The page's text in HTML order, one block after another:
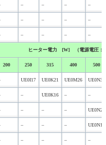
– – – –
– – – –
– – – –
ヒーター電力 [W] （電源電圧：
200 250 315 400 500
UE0I17 UE0K21 UE0M26 UE0N33
– UE0K16 – –
– – – UE0N20
– – – UE0N17
– – – –